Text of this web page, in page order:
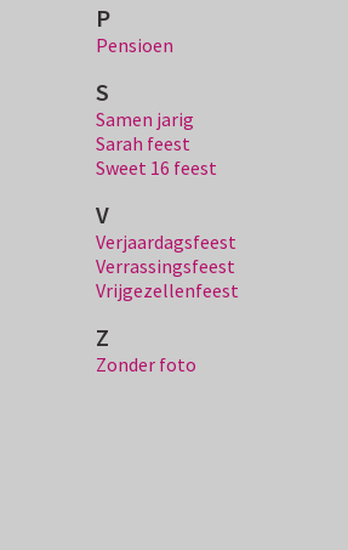
P
Pensioen
S
Samen jarig
Sarah feest
Sweet 16 feest
V
Verjaardagsfeest
Verrassingsfeest
Vrijgezellenfeest
Z
Zonder foto